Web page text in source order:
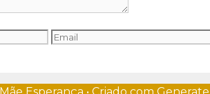
Email